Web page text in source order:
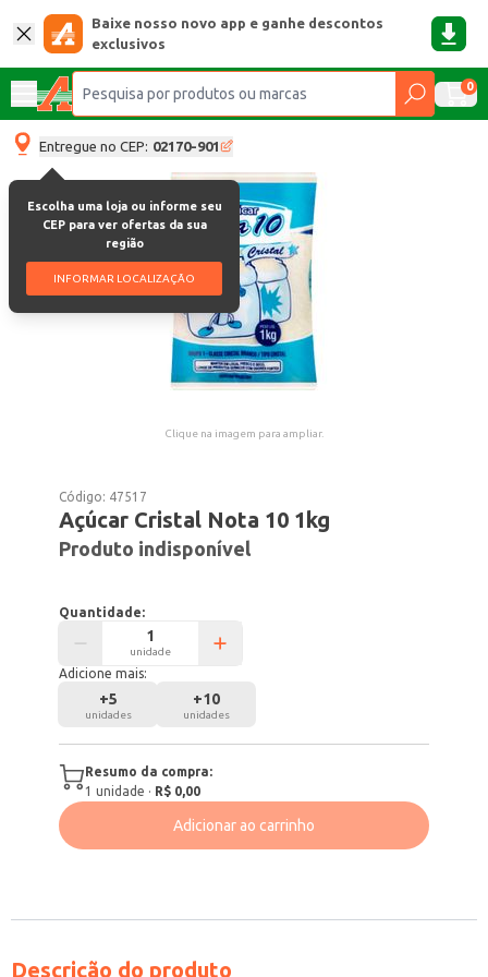
Baixe nosso novo app e ganhe descontos
exclusivos
0
Entregue no CEP: 02170-901
Escolha uma loja ou informe seu
CEP para ver ofertas da sua
região
INFORMAR LOCALIZAÇÃO
Clique na imagem para ampliar.
Código: 47517
Açúcar Cristal Nota 10 1kg
Produto indisponível
Quantidade:
unidade
Adicione mais:
+5
unidades
+10
unidades
Resumo da compra:
1 unidade · R$ 0,00
Adicionar ao carrinho
Descrição do produto